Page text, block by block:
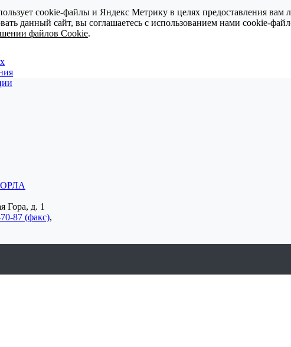
Гора, д. 1
87 (факс),
cookie-файлы и Яндекс Метрику в целях предоставления вам
данный сайт, вы соглашаетесь с использованием нами cookie-
файлов Cookie.